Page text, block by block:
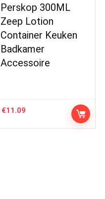
Perskop 300ML
Zeep Lotion
Container Keuken
Badkamer
Accessoire
€11.09